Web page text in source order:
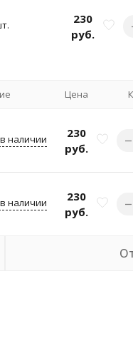
230
руб.
Цена
наличии
230
руб.
наличии
230
руб.